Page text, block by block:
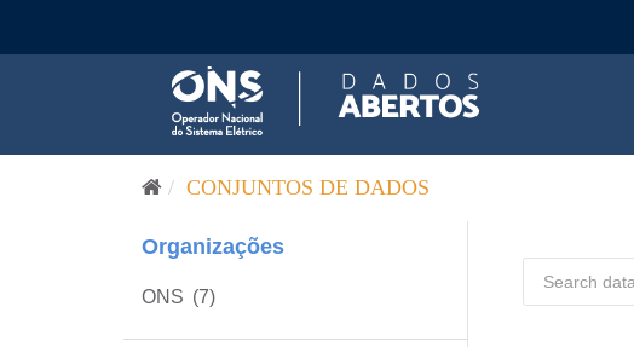
CONJUNTOS DE DADOS
Organizações
ONS (7)